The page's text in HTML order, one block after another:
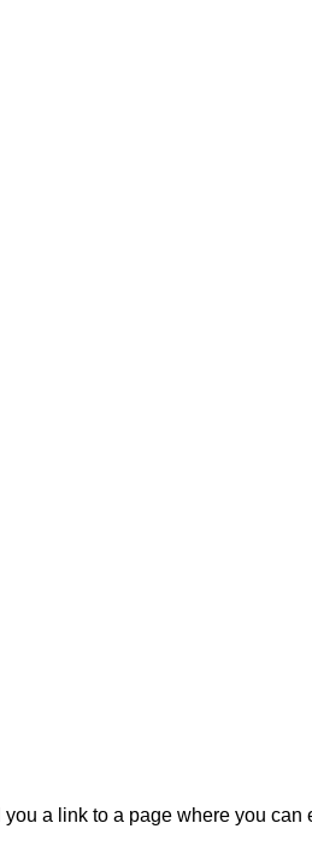
a link to a page where you can